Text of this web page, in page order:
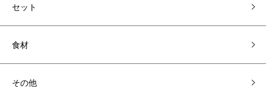
セット
食材
その他